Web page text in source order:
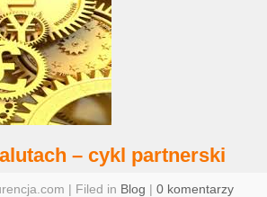
– cykl partnerski
| Filed in Blog | 0 komentarzy